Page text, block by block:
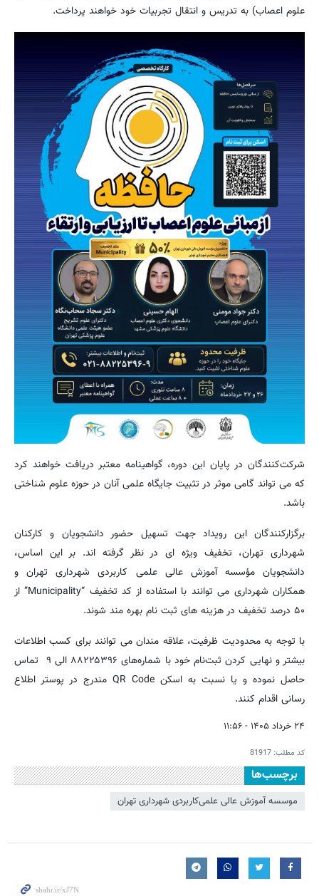
علوم اعصاب) به تدریس و انتقال تجربیات خود خواهند پرداخت.
شرکت‌کنندگان در پایان این دوره، گواهینامه معتبر دریافت خواهند کرد
که می‌ تواند گامی موثر در تثبیت جایگاه علمی آنان در حوزه علوم شناختی
باشد.
برگزارکنندگان این رویداد جهت تسهیل حضور دانشجویان و کارکنان
شهرداری تهران، تخفیف ویژه‌ ای در نظر گرفته‌ اند. بر این اساس،
دانشجویان مؤسسه آموزش عالی علمی کاربردی شهرداری تهران و
همکاران شهرداری می‌ توانند با استفاده از کد تخفیف “Municipality” از
۵۰ درصد تخفیف در هزینه‌ های ثبت‌ نام بهره‌ مند شوند.
با توجه به محدودیت ظرفیت، علاقه‌ مندان می‌ توانند برای کسب اطلاعات
بیشتر و نهایی کردن ثبت‌نام خود با شماره‌های ۸۸۲۲۵۳۹۶ الی ۹ تماس
حاصل نموده و یا نسبت به اسکن QR Code مندرج در پوستر اطلاع‌
رسانی اقدام کنند.
۲۴ خرداد ۱۴۰۵ - ۱۱:۵۶
کد مطلب: 81917
برچسب‌ها
موسسه آموزش عالی علمی‌کاربردی شهرداری تهران